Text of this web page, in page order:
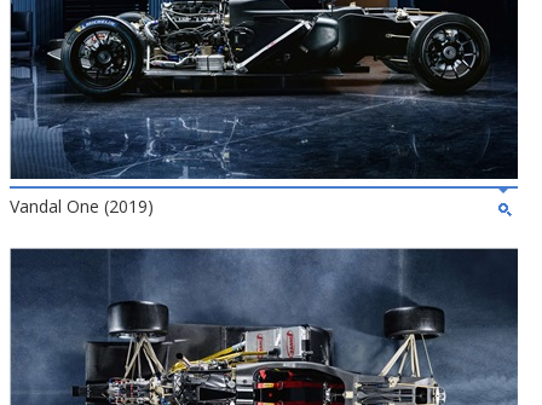
Vandal One (2019)